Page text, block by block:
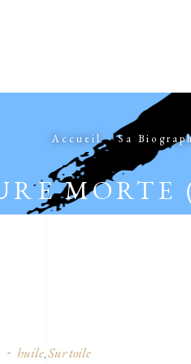
Accueil Sa
MORTE
huile, Sur toile